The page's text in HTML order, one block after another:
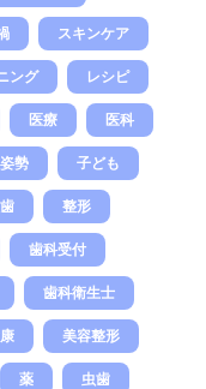
スキンケア
ング レシピ
医療 医科
姿勢 子ども
整形
歯科受付
歯科衛生士
美容整形
薬 虫歯